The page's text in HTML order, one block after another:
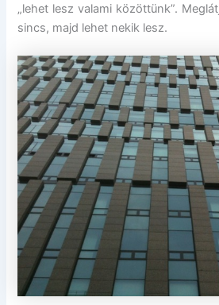
„lehet lesz valami közöttünk”.
sincs, majd lehet nekik lesz.